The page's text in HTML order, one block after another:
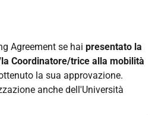
Agreement se hai presentato la
Coordinatore/trice alla mobilità
la sua approvazione.
anche dell'Università